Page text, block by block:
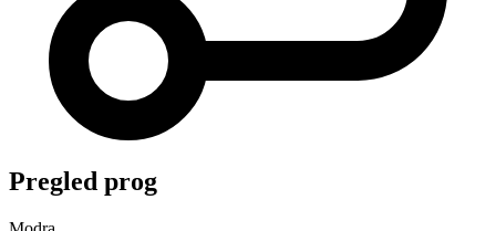
Pregled prog